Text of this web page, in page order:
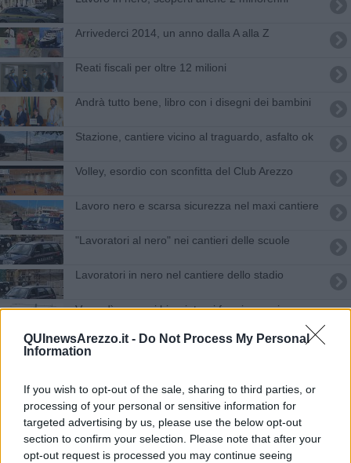
QUInewsArezzo.it - Do Not Process My Personal
Information
If you wish to opt-out of the sale, sharing to third parties, or
processing of your personal or sensitive information for
targeted advertising by us, please use the below opt-out
section to confirm your selection. Please note that after your
opt-out request is processed you may continue seeing
Arrivederci 2014, un anno dalla A alla Z
Reati fiscali per oltre 12 milioni
Andrà tutto bene, libro con i disegni dei bambini
Stazione, cantiere vicino al traguardo, asfalto ok
Volley, esordio con sconfitta del Club Arezzo
Lavoro nero e scarsa sicurezza nel maxi cantiere
"Lavoratori al nero" nei cantieri delle scuole
Lavoratori in nero nel cantiere dello stadio
Venerdì nero sui binari, treni fermi per sciopero
Un anno di attività dell'arma dei Carabinieri
paravento
Reddito di cittadinanza abusivo: pizzicati in tre
Violenta lite, gli stacca un orecchio